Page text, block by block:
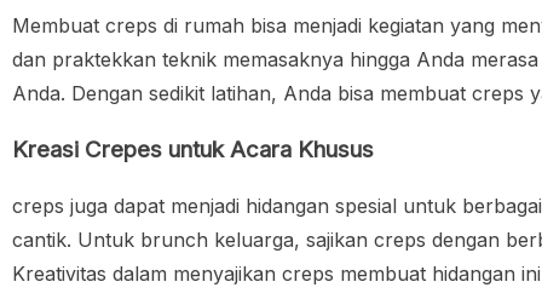
Membuat creps di rumah bisa menjadi kegiatan yang
dan praktekkan teknik memasaknya hingga Anda
Anda. Dengan sedikit latihan, Anda bisa membuat
Kreasi Crepes untuk Acara Khusus
creps juga dapat menjadi hidangan spesial untuk
cantik. Untuk brunch keluarga, sajikan creps dengan
Kreativitas dalam menyajikan creps membuat hidangan